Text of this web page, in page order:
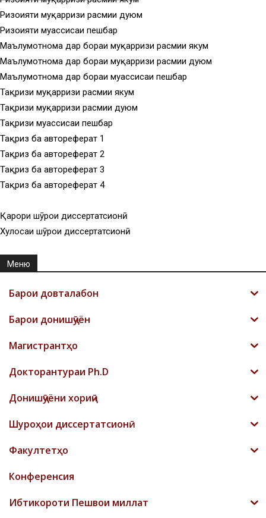
Ризоияти муқарризи расмии дуюм
Ризоияти муассисаи пешбар
Маълумотнома дар бораи муқарризи расмии якум
Маълумотнома дар бораи муқарризи расмии дуюм
Маълумотнома дар бораи муассисаи пешбар
Тақризи муқарризи расмии якум
Тақризи муқарризи расмии дуюм
Тақризи муассисаи пешбар
Тақриз ба автореферат 1
Тақриз ба автореферат 2
Тақриз ба автореферат 3
Тақриз ба автореферат 4
Қарори шӯрои диссертатсионӣ
Хулосаи шӯрои диссертатсионӣ
Меню
Барои довталабон
Барои донишҷӯён
Магистрантҳо
Докторантураи Ph.D
Донишҷӯёни хориҷӣ
Шyроҳои диссертатсионӣ
Факултетҳо
Конференсия
Ибтикороти Пешвои миллат